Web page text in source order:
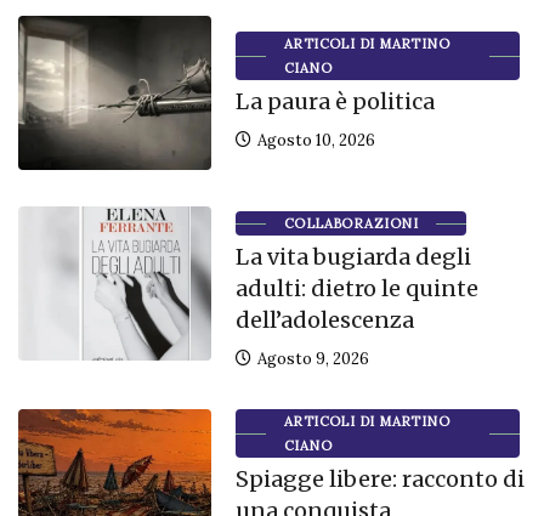
ARTICOLI DI MARTINO
CIANO
La paura è politica
Agosto 10, 2026
COLLABORAZIONI
La vita bugiarda degli
adulti: dietro le quinte
dell’adolescenza
Agosto 9, 2026
ARTICOLI DI MARTINO
CIANO
Spiagge libere: racconto di